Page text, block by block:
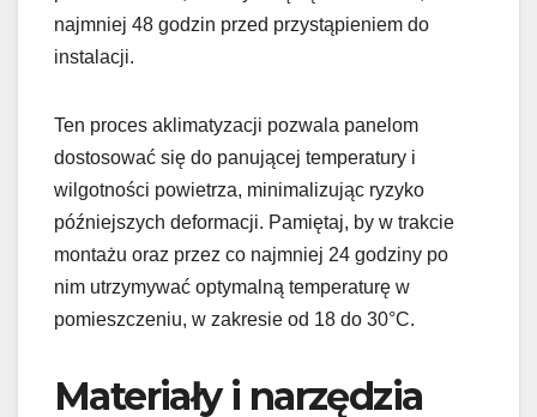
najmniej 48 godzin przed przystąpieniem do
instalacji.
Ten proces aklimatyzacji pozwala panelom
dostosować się do panującej temperatury i
wilgotności powietrza, minimalizując ryzyko
późniejszych deformacji. Pamiętaj, by w trakcie
montażu oraz przez co najmniej 24 godziny po
nim utrzymywać optymalną temperaturę w
pomieszczeniu, w zakresie od 18 do 30°C.
Materiały i narzędzia